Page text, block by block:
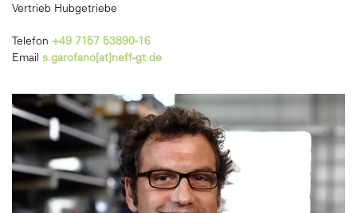
Vertrieb Hubgetriebe
Telefon +49 7157 53890-16
Email s.garofano[at]neff-gt.de